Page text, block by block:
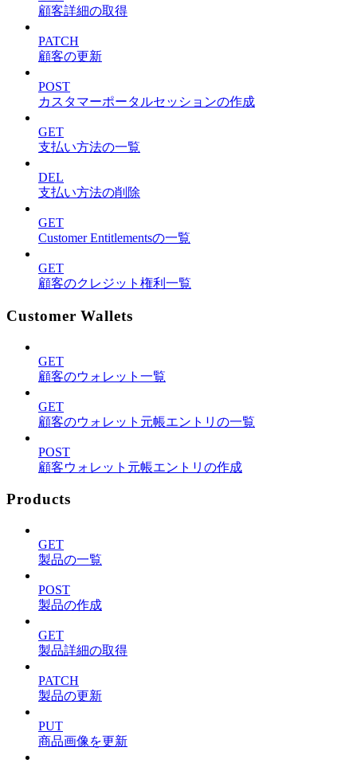
顧客詳細の取得
PATCH
顧客の更新
POST
カスタマーポータルセッションの作成
GET
支払い方法の一覧
DEL
支払い方法の削除
GET
Customer Entitlementsの一覧
GET
顧客のクレジット権利一覧
Customer Wallets
GET
顧客のウォレット一覧
GET
顧客のウォレット元帳エントリの一覧
POST
顧客ウォレット元帳エントリの作成
Products
GET
製品の一覧
POST
製品の作成
GET
製品詳細の取得
PATCH
製品の更新
PUT
商品画像を更新